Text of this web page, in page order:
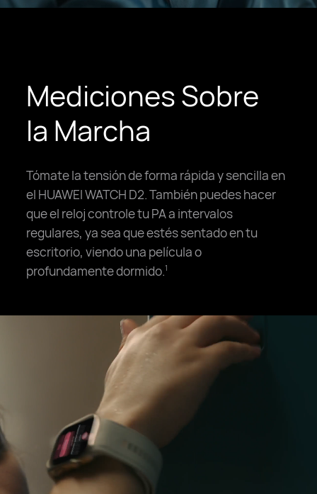
Mediciones Sobre
la Marcha
Tómate la tensión de forma rápida y sencilla en
el HUAWEI WATCH D2. También puedes hacer
que el reloj controle tu PA a intervalos
regulares, ya sea que estés sentado en tu
escritorio, viendo una película o
profundamente dormido.1